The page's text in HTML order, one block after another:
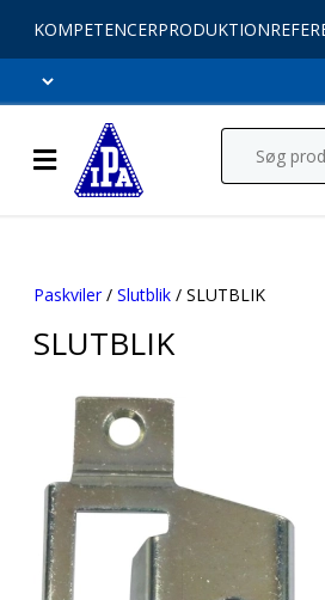
KOMPETENCERPRODUKTION
Paskviler/ Slutblik / SLUTBLIK
SLUTBLIK